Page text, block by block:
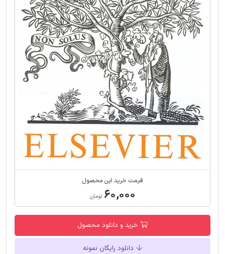
قیمت خرید این محصول
۶۰,۰۰۰ تومان
خرید و دانلود محصول
دانلود رایگان نمونه